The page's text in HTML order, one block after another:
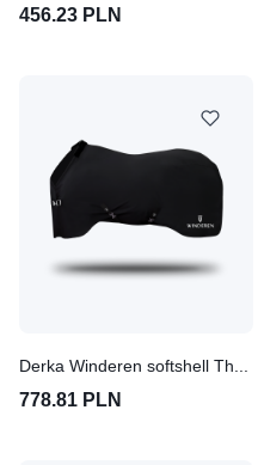
456.23 PLN
778.81 PLN